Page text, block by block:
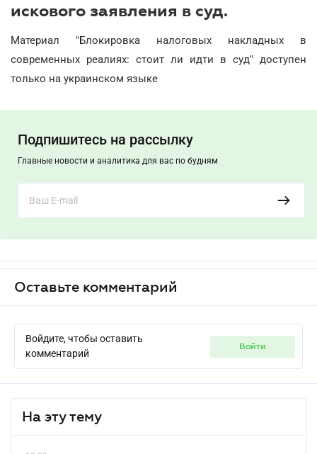
искового заявления в суд.
Материал "Блокировка налоговых накладных в
современных реалиях: стоит ли идти в суд" доступен
только на украинском языке
Подпишитесь на рассылку
Главные новости и аналитика для вас по будням
Оставьте комментарий
Войдите, чтобы оставить
комментарий
войти
На эту тему